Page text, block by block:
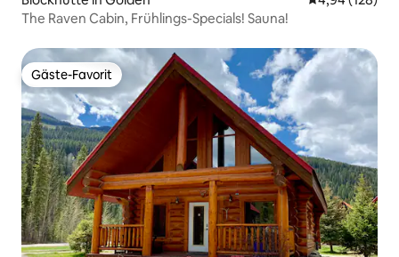
The Raven Cabin, Frühlings-Specials! Sauna!
Gäste-Favorit
Gäste-Favorit